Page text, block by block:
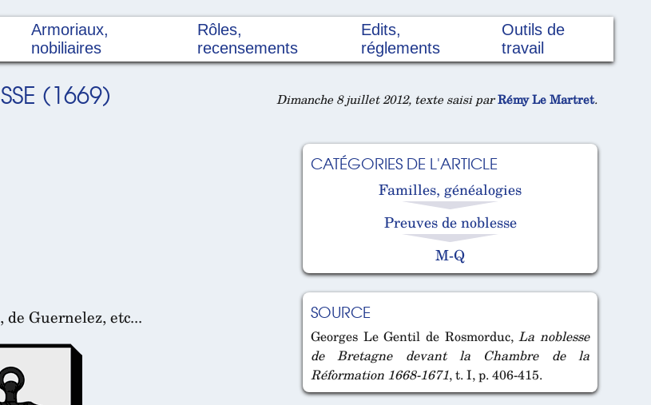
Armoriaux,
nobiliaires
Rôles,
recensements
Edits,
réglements
Outils de
travail
(1669) Dimanche 8 juillet 2012, texte saisi parRémy Le Martret.
CATÉGORIES DE L'ARTICLE
Familles, généalogies
Preuves de noblesse
M-Q
SOURCE
Georges Le Gentil de Rosmorduc,La noblesse
de Bretagne devant la Chambre de la
Réformation 1668-1671, t. I, p. 406-415.
Guernelez, etc...